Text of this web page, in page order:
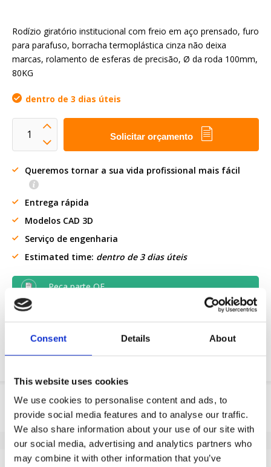
Consent Details About
This website uses cookies
We use cookies to personalise content and ads, to
provide social media features and to analyse our traffic.
We also share information about your use of our site with
our social media, advertising and analytics partners who
may combine it with other information that you’ve
Rodízio giratório institucional com freio em aço prensado, furo
para parafuso, borracha termoplástica cinza não deixa
marcas, rolamento de esferas de precisão, Ø da roda 100mm,
80KG
dentro de 3 dias úteis
Solicitar orçamento
Queremos tornar a sua vida profissional mais fácil
Entrega rápida
Modelos CAD 3D
Serviço de engenharia
Estimated time: dentro de 3 dias úteis
Peça parte OE
Informação do produto
SKU
320884103
EAN
8718116130970
Especificações